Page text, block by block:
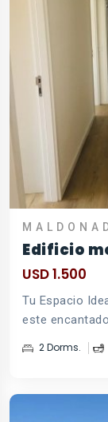
Edificio
USD 1.500
Tu Espacio
este
2 Dorms.